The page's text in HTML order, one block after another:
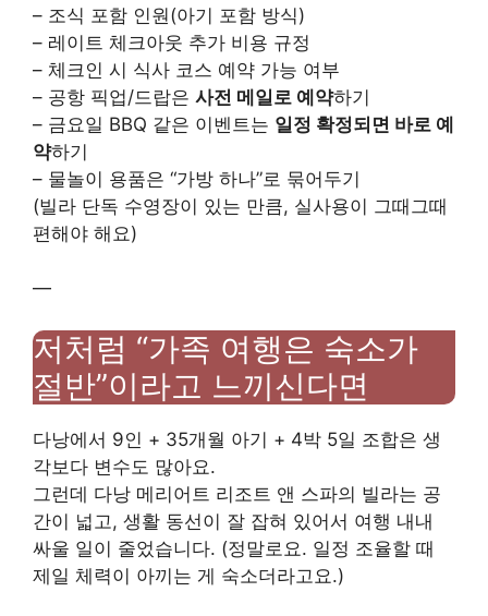
– 조식 포함 인원(아기 포함 방식)
– 레이트 체크아웃 추가 비용 규정
– 체크인 시 식사 코스 예약 가능 여부
– 공항 픽업/드랍은 사전 메일로 예약하기
– 금요일 BBQ 같은 이벤트는 일정 확정되면 바로 예
약하기
– 물놀이 용품은 “가방 하나”로 묶어두기
(빌라 단독 수영장이 있는 만큼, 실사용이 그때그때
편해야 해요)
—
저처럼 “가족 여행은 숙소가
절반”이라고 느끼신다면
다낭에서 9인 + 35개월 아기 + 4박 5일 조합은 생
각보다 변수도 많아요.
그런데 다낭 메리어트 리조트 앤 스파의 빌라는 공
간이 넓고, 생활 동선이 잘 잡혀 있어서 여행 내내
싸울 일이 줄었습니다. (정말로요. 일정 조율할 때
제일 체력이 아끼는 게 숙소더라고요.)